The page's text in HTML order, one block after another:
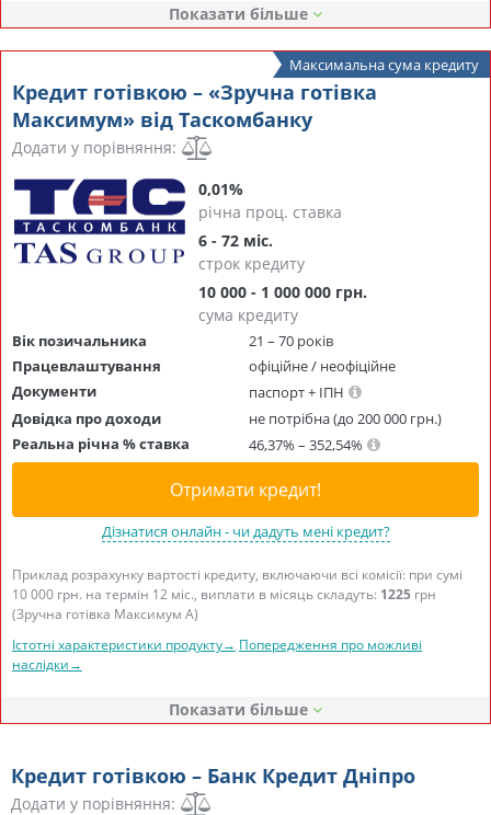
Показати
Максимальна сума кредиту
Кредит готівкою – «Зручна готівка
Максимум» від Таскомбанку
Додати у порівняння:
0,01%
річна проц. ставка
6 - 72 міс.
строк кредиту
10 000 - 1 000 000 грн.
сума кредиту
Вік позичальника
21 – 70 років
Працевлаштування
офіційне / неофіційне
Документи
паспорт + ІПН
Довідка про доходи
не потрібна (до 200 000 грн.)
Реальна річна % ставка
46,37% – 352,54%
Отримати кредит!
Дізнатися онлайн - чи дадуть мені кредит?
Приклад розрахунку вартості кредиту, включаючи всі комісії: при сумі
10 000 грн. на термін 12 міс., виплати в місяць складуть: 1225 грн
(Зручна готівка Максимум А)
Істотні характеристики продукту→ Попередження про можливі
наслідки→
Показати
Кредит готівкою – Банк Кредит Дніпро
Додати у порівняння: